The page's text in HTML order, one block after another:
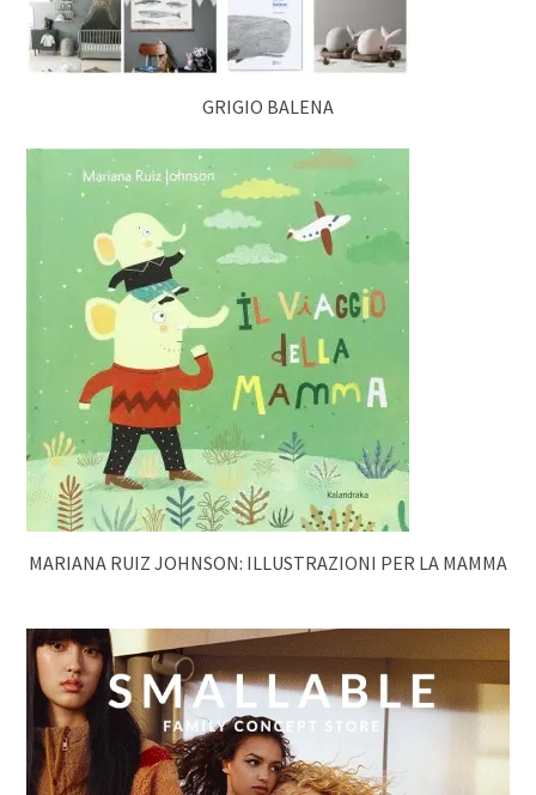
GRIGIO BALENA
MARIANA RUIZ JOHNSON: ILLUSTRAZIONI PER LA MAMMA